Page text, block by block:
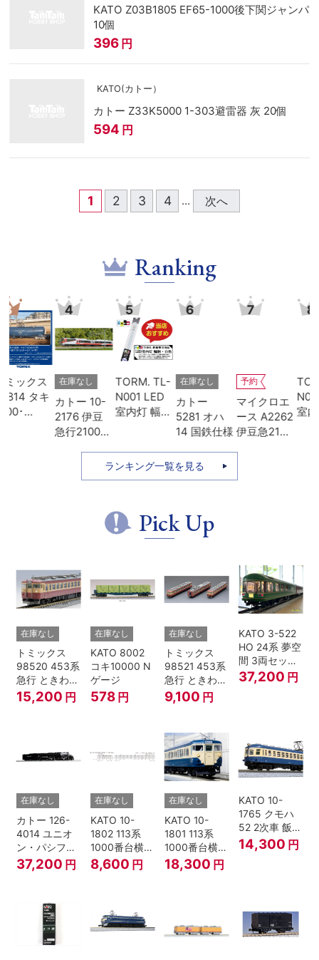
KATO Z03B1805 EF65-1000後下関ジャンパ
10個
396 円
KATO(カトー）
カトー Z33K5000 1-303避雷器 灰 20個
594 円
1 2 3 4 ... 次へ
Ranking
4
在庫なし
カトー 10-
2176 伊豆
急行2100系
TORM. TL-
N001 LED
室内灯 幅狭
タイプ・白
色 1本 鉄道
模型
在庫なし
カトー
5281 オハ
14 国鉄仕様
予約
マイクロエ
ース A2262
伊豆急2100
ルファ・リ
TORM. TL-
N013 LED
室内灯 Kタ
イプ・白色
1本 鉄道模
ランキング一覧を見る
Pick Up
在庫なし
トミックス
98520 453系
急行 ときわ
基本4両セッ
ト Nゲージ
15,200 円
在庫なし
KATO 8002
コキ10000 N
ゲージ
578 円
在庫なし
トミックス
98521 453系
急行 ときわ
増結3両セッ
ト Nゲージ
9,100 円
KATO 3-522
HO 24系 夢空
間 3両セット
HOゲージ
37,200 円
在庫なし
カトー 126-
4014 ユニオ
ン・パシフィ
ック鉄道 ビッ
グボーイ＃
37,200 円
在庫なし
KATO 10-
1802 113系
1000番台横須
賀・総武快速
線 増結4両セ
8,600 円
在庫なし
KATO 10-
1801 113系
1000番台横須
賀・総武快速
線 基本7両セ
18,300 円
KATO 10-
1765 クモハ
52 2次車 飯田
線 4両セット
Nゲージ
14,300 円